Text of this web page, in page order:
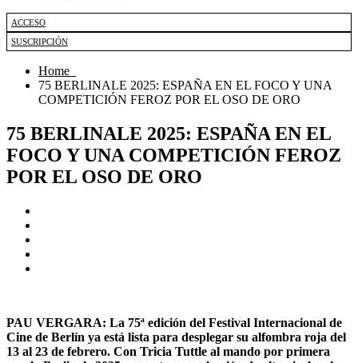
ACCESO
SUSCRIPCIÓN
Home
75 BERLINALE 2025: ESPAÑA EN EL FOCO Y UNA
COMPETICIÓN FEROZ POR EL OSO DE ORO
75 BERLINALE 2025: ESPAÑA EN EL
FOCO Y UNA COMPETICIÓN FEROZ
POR EL OSO DE ORO
PAU VERGARA: La 75ª edición del Festival Internacional de
Cine de Berlín ya está lista para desplegar su alfombra roja del
13 al 23 de febrero. Con Tricia Tuttle al mando por primera